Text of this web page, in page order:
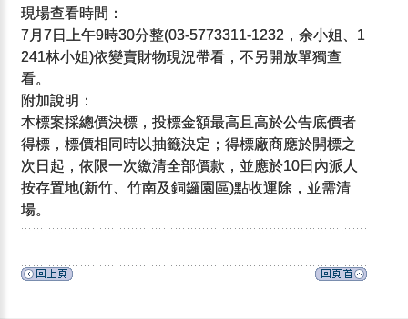
現場查看時間：
7月7日上午9時30分整(03-5773311-1232，余小姐、1
241林小姐)依變賣財物現況帶看，不另開放單獨查
看。
附加說明：
本標案採總價決標，投標金額最高且高於公告底價者
得標，標價相同時以抽籤決定；得標廠商應於開標之
次日起，依限一次繳清全部價款，並應於10日內派人
按存置地(新竹、竹南及銅鑼園區)點收運除，並需清
場。